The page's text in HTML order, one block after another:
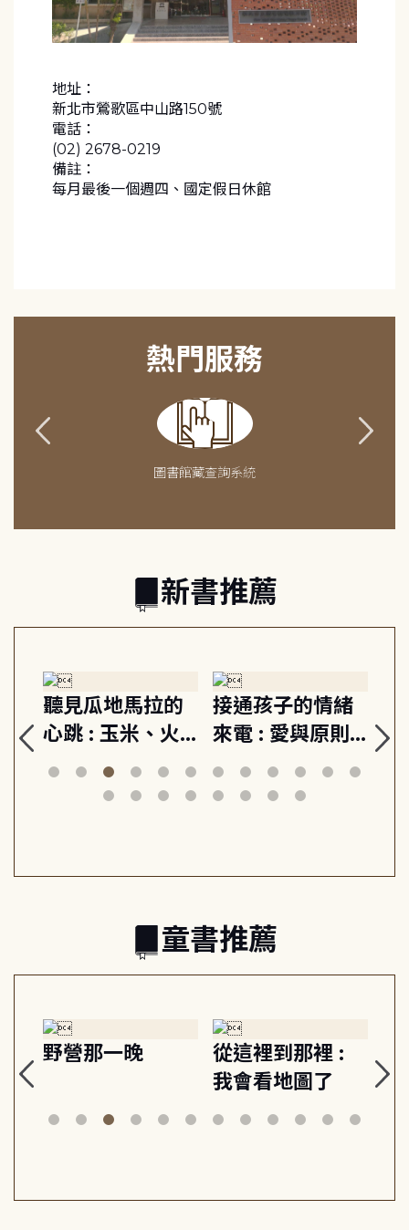
地址：
新北市鶯歌區中山路150號
電話：
(02) 2678-0219
備註：
每月最後一個週四、國定假日休館
熱門服務
圖書館藏查詢系統
新書推薦
聽見瓜地馬拉的
心跳 : 玉米、火
山與信仰, 外交官
筆下的現代馬雅
接通孩子的情緒
來電 : 愛與原則,
建立教養的安定
節奏 22個行動練
關
童書推薦
野營那一晚
從這裡到那裡 :
我會看地圖了
美